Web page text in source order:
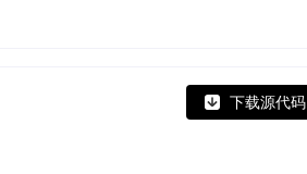
下载源代码